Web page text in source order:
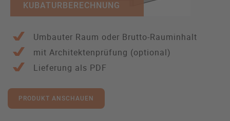
KUBATURBERECHNUNG
Umbauter Raum oder Brutto-Rauminhalt
mit Architektenprüfung (optional)
Lieferung als PDF
PRODUKT ANSCHAUEN